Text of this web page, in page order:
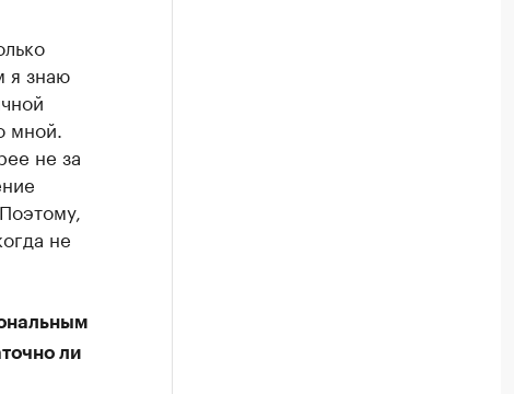
я знаю
мной.
не за
не
ли